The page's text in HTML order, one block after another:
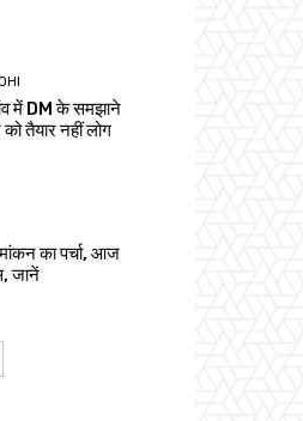
में DM के समझाने
तैयार नहीं लोग
का पर्चा, आज
जानें